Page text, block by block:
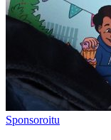
Sponsoroitu